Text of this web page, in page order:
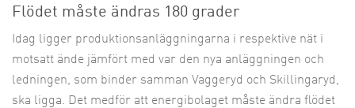
Flödet måste ändras 180 grader
Idag ligger produktionsanläggningarna i respektive nät i
motsatt ände jämfört med var den nya anläggningen och
ledningen, som binder samman Vaggeryd och Skillingaryd,
ska ligga. Det medför att energibolaget måste ändra flödet